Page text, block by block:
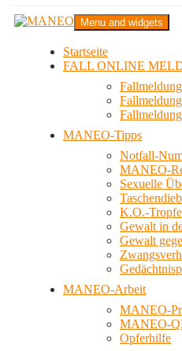
Zum
InhaltMANEO
Das schwule Anti-Gewalt-
Menu and widgets
Startseite
FALL ONLINE
MANEO-Tipps
Notfall-
MANEO-
Sexuelle
K.O.-
Gewalt in
Gewalt
MANEO-Arbeit
MANEO-
MANEO-
Opferhilfe